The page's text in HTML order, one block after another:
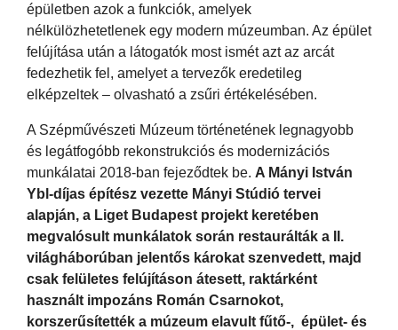
épületben azok a funkciók, amelyek
nélkülözhetetlenek egy modern múzeumban. Az épület
felújítása után a látogatók most ismét azt az arcát
fedezhetik fel, amelyet a tervezők eredetileg
elképzeltek – olvasható a zsűri értékelésében.
A Szépművészeti Múzeum történetének legnagyobb
és legátfogóbb rekonstrukciós és modernizációs
munkálatai 2018-ban fejeződtek be. A Mányi István
Ybl-díjas építész vezette Mányi Stúdió tervei
alapján, a Liget Budapest projekt keretében
megvalósult munkálatok során restaurálták a II.
világháborúban jelentős károkat szenvedett, majd
csak felületes felújításon átesett, raktárként
használt impozáns Román Csarnokot,
korszerűsítették a múzeum elavult fűtő-, épület- és